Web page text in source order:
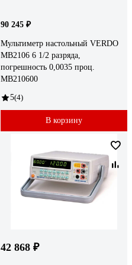
90 245 ₽
Мультиметр настольный VERDO
MB2106 6 1/2 разряда,
погрешность 0,0035 проц.
MB210600
5(4)
В корзину
42 868 ₽